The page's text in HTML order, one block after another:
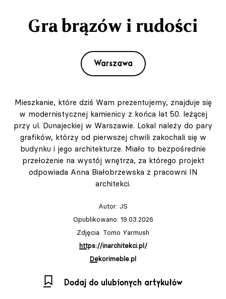
Gra brązów i rudości
Warszawa
Mieszkanie, które dziś Wam prezentujemy, znajduje się
w modernistycznej kamienicy z końca lat 50. leżącej
przy ul. Dunajeckiej w Warszawie. Lokal należy do pary
grafików, którzy od pierwszej chwili zakochali się w
budynku i jego architekturze. Miało to bezpośrednie
przełożenie na wystój wnętrza, za którego projekt
odpowiada Anna Białobrzewska z pracowni IN
architekci.
Autor: JS
Opublikowano: 19.03.2026
Zdjęcia: Tomo Yarmush
https://inarchitekci.pl/
Dekorimeble.pl
Dodaj do ulubionych artykułów